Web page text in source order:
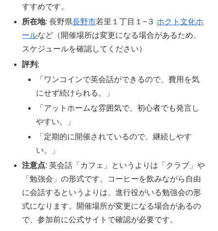
すすめです。
所在地: 長野県長野市若里１丁目１−３ ホクト文化ホ
ールなど（開催場所は変更になる場合があるため、
スケジュールを確認してください）
評判 :
「ワンコインで英会話ができるので、費用を気
にせず続けられる。」
「アットホームな雰囲気で、初心者でも発言し
やすい。」
「定期的に開催されているので、継続しやす
い。」
注意点: 英会話「カフェ」というよりは「クラブ」や
「勉強会」の形式です。コーヒーを飲みながら自由
に会話するというよりは、進行役がいる勉強会の形
式になります。開催場所が変更になる場合があるの
で、参加前に公式サイトで確認が必要です。